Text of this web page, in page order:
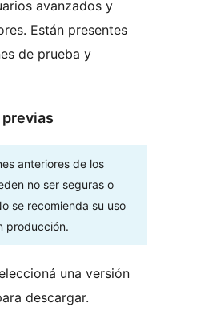
avanzados y
Están presentes
de prueba y
anteriores de los
no ser seguras o
se recomienda su uso
producción.
una versión
descargar.